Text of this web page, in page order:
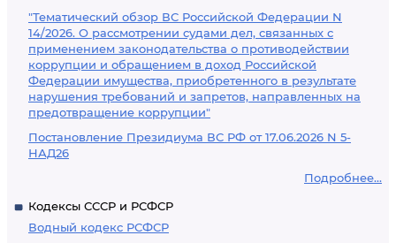
"Тематический обзор ВС Российской Федерации N
14/2026. О рассмотрении судами дел, связанных с
применением законодательства о противодействии
коррупции и обращением в доход Российской
Федерации имущества, приобретенного в результате
нарушения требований и запретов, направленных на
предотвращение коррупции"
Постановление Президиума ВС РФ от 17.06.2026 N 5-
НАД26
Подробнее...
Кодексы СССР и РСФСР
Водный кодекс РСФСР